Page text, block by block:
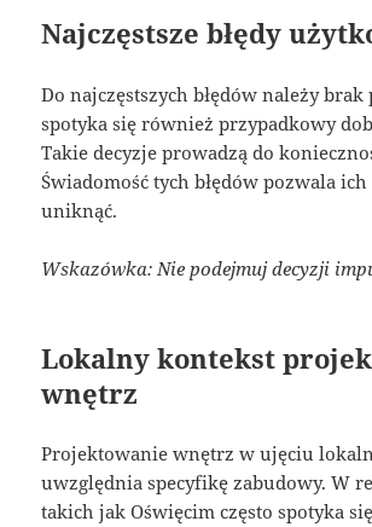
Najczęstsze błędy
Do najczęstszych błędów należy brak
spotyka się również przypadkowy
Takie decyzje prowadzą do
Świadomość tych błędów pozwala
uniknąć.
Wskazówka: Nie podejmuj decyzji
Lokalny kontekst
wnętrz
Projektowanie wnętrz w ujęciu
uwzględnia specyfikę zabudowy. W
takich jak Oświęcim często spotyka się